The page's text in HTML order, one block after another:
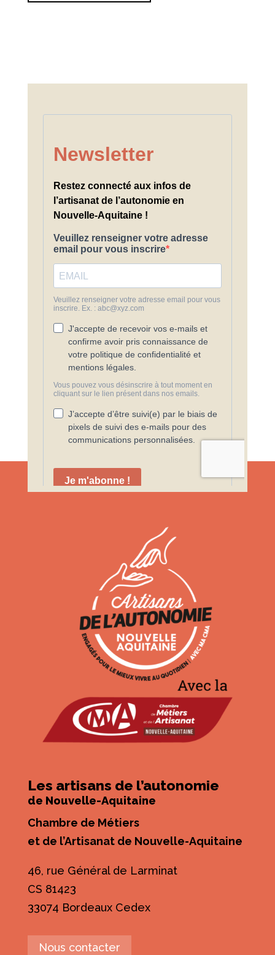
Les artisans de l’autonomie
de Nouvelle-Aquitaine
Chambre de Métiers
et de l’Artisanat de Nouvelle-Aquitaine
46, rue Général de Larminat
CS 81423
33074 Bordeaux Cedex
Nous contacter